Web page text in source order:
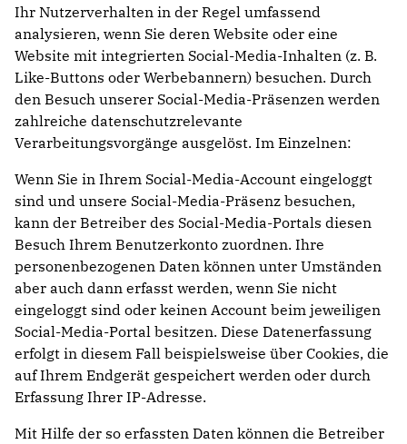
Ihr Nutzerverhalten in der Regel umfassend
analysieren, wenn Sie deren Website oder eine
Website mit integrierten Social-Media-Inhalten (z. B.
Like-Buttons oder Werbebannern) besuchen. Durch
den Besuch unserer Social-Media-Präsenzen werden
zahlreiche datenschutzrelevante
Verarbeitungsvorgänge ausgelöst. Im Einzelnen:
Wenn Sie in Ihrem Social-Media-Account eingeloggt
sind und unsere Social-Media-Präsenz besuchen,
kann der Betreiber des Social-Media-Portals diesen
Besuch Ihrem Benutzerkonto zuordnen. Ihre
personenbezogenen Daten können unter Umständen
aber auch dann erfasst werden, wenn Sie nicht
eingeloggt sind oder keinen Account beim jeweiligen
Social-Media-Portal besitzen. Diese Datenerfassung
erfolgt in diesem Fall beispielsweise über Cookies, die
auf Ihrem Endgerät gespeichert werden oder durch
Erfassung Ihrer IP-Adresse.
Mit Hilfe der so erfassten Daten können die Betreiber